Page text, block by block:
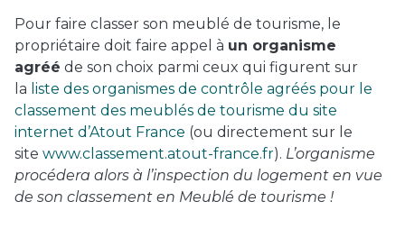
Pour faire classer son meublé de tourisme, le
propriétaire doit faire appel à un organisme
agréé de son choix parmi ceux qui figurent sur
la liste des organismes de contrôle agréés pour le
classement des meublés de tourisme du site
internet d’Atout France (ou directement sur le
site www.classement.atout-france.fr). L’organisme
procédera alors à l’inspection du logement en vue
de son classement en Meublé de tourisme !